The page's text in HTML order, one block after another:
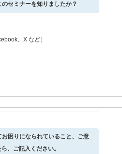
セミナーを知りましたか？
、X など）
困りになられていること、ご意
、ご記入ください。